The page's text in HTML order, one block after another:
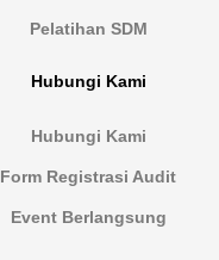
Pelatihan SDM
Hubungi Kami
Hubungi Kami
Form Registrasi Audit
Event Berlangsung